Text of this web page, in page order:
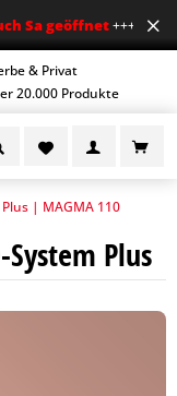
geöffnet+++ Mo-Fr 7-
& Privat
20.000 Produkte
| MAGMA 110
Plus